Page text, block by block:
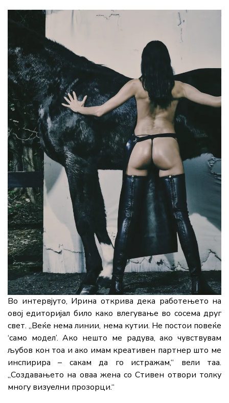
Во интервјуто, Ирина открива дека работењето на
овој едиторијал било како влегување во сосема друг
свет. „Веќе нема линии, нема кутии. Не постои повеќе
‘само модел’. Ако нешто ме радува, ако чувствувам
љубов кон тоа и ако имам креативен партнер што ме
инспирира – сакам да го истражам,“ вели таа.
„Создавањето на оваа жена со Стивен отвори толку
многу визуелни прозорци.“